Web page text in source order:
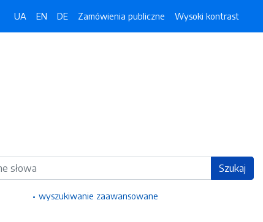
UA EN DE Zamówienia publiczne Wysoki kontrast
Szukaj
wyszukiwanie zaawansowane